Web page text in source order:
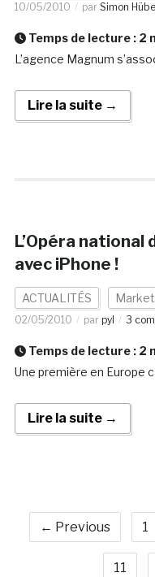
10/05/2010 par Simon Hübe
Temps de lecture : 2
L’agence Magnum
Lire la suite →
L’Opéra national
avec iPhone !
ACTUALITÉS
02/05/2010 par pyl 3
Temps de lecture : 2
Une première en Europe
Lire la suite →
← Previous 1
11